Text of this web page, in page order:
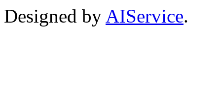
Designed by AIService.